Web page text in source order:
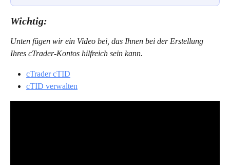
Wichtig:
Unten fügen wir ein Video bei, das Ihnen bei der Erstellung
Ihres cTrader-Kontos hilfreich sein kann.
cTrader cTID
cTID verwalten